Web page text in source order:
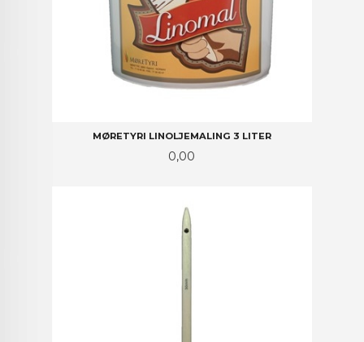
MØRETYRI LINOLJEMALING 3 LITER
Pris
0,00